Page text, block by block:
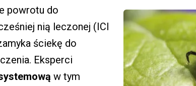
powrotu do
nią leczonej (ICI
ściekę do
Eksperci
w tym